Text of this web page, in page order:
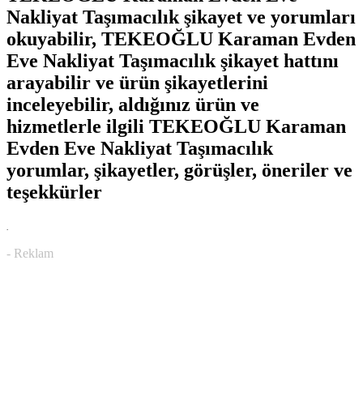
Nakliyat Taşımacılık şikayet ve yorumları
okuyabilir, TEKEOĞLU Karaman Evden
Eve Nakliyat Taşımacılık şikayet hattını
arayabilir ve ürün şikayetlerini
inceleyebilir, aldığınız ürün ve
hizmetlerle ilgili TEKEOĞLU Karaman
Evden Eve Nakliyat Taşımacılık
yorumlar, şikayetler, görüşler, öneriler ve
teşekkürler
.
- Reklam